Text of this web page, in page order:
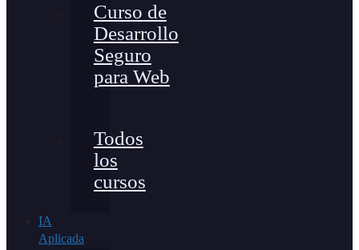
Curso de
Desarrollo
Seguro
para Web
Todos
los
cursos
IA
Aplicada